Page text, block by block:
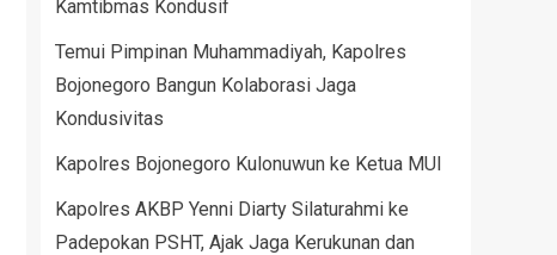
Kamtibmas Kondusif
Temui Pimpinan Muhammadiyah, Kapolres
Bojonegoro Bangun Kolaborasi Jaga
Kondusivitas
Kapolres Bojonegoro Kulonuwun ke Ketua MUI
Kapolres AKBP Yenni Diarty Silaturahmi ke
Padepokan PSHT, Ajak Jaga Kerukunan dan